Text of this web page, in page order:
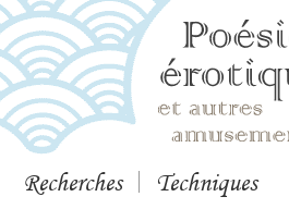
Recherches Techniques